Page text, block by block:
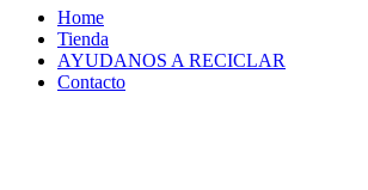
Home
Tienda
AYUDANOS A RECICLAR
Contacto